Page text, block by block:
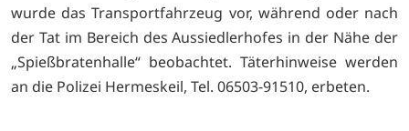
wurde das Transportfahrzeug vor, während oder nach
der Tat im Bereich des Aussiedlerhofes in der Nähe der
„Spießbratenhalle“ beobachtet. Täterhinweise werden
an die Polizei Hermeskeil, Tel. 06503-91510, erbeten.